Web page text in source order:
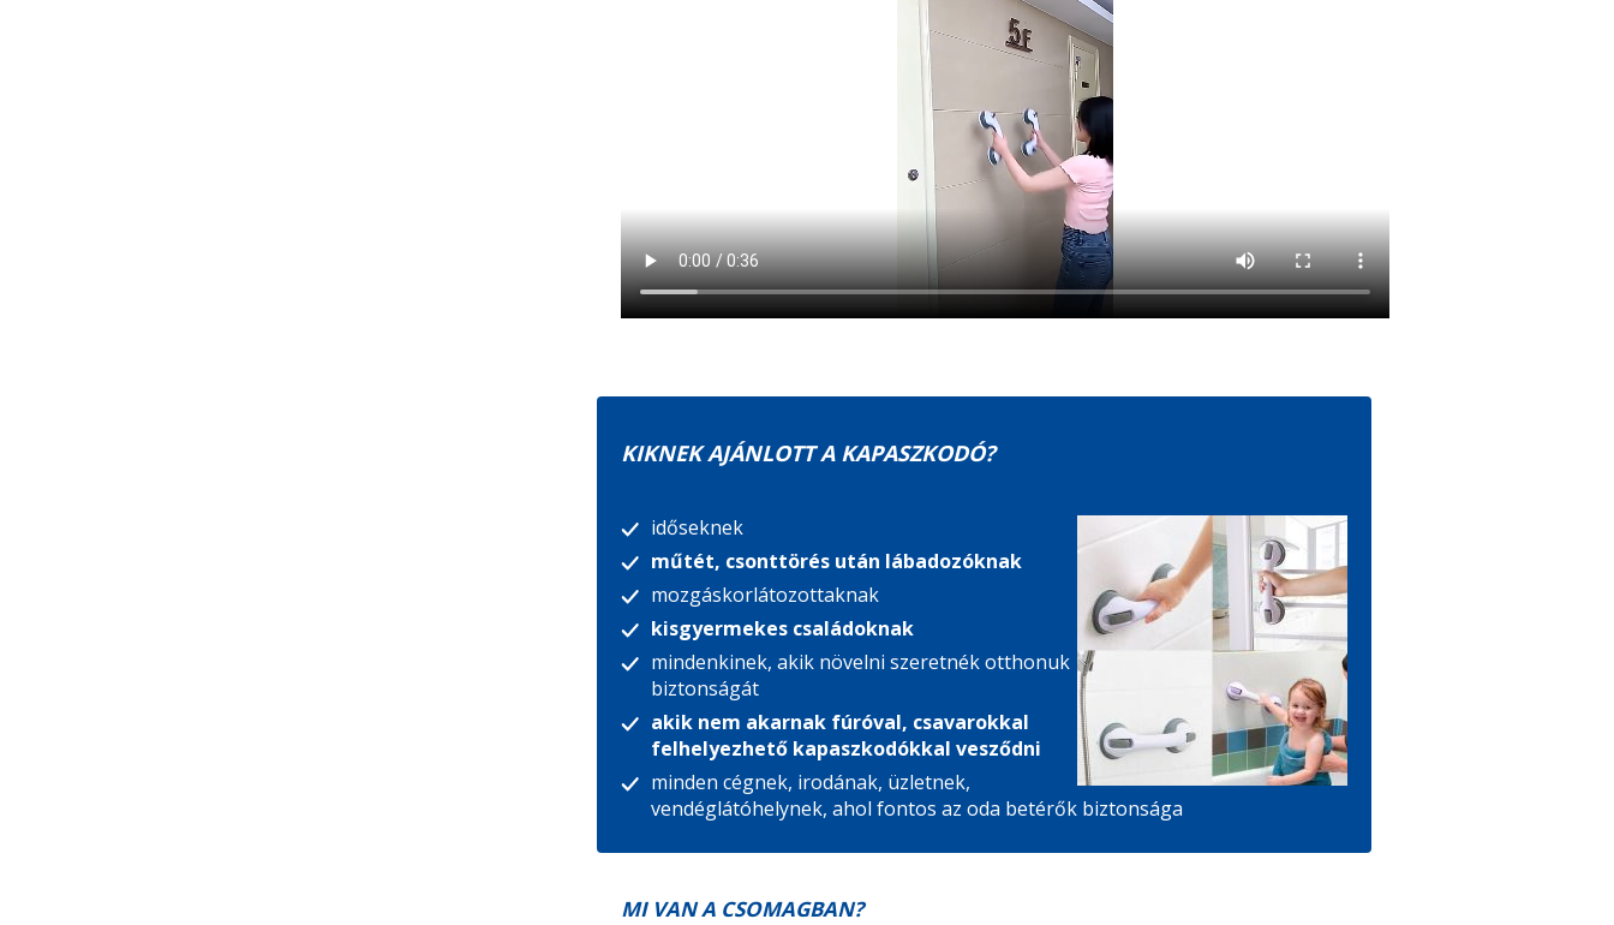
KIKNEK AJÁNLOTT A KAPASZKODÓ?
időseknek
műtét, csonttörés után lábadozóknak
mozgáskorlátozottaknak
kisgyermekes családoknak
mindenkinek, akik növelni szeretnék otthonuk
biztonságát
akik nem akarnak fúróval, csavarokkal
felhelyezhető kapaszkodókkal vesződni
minden cégnek, irodának, üzletnek,
vendéglátóhelynek, ahol fontos az oda betérők biztonsága
MI VAN A CSOMAGBAN?